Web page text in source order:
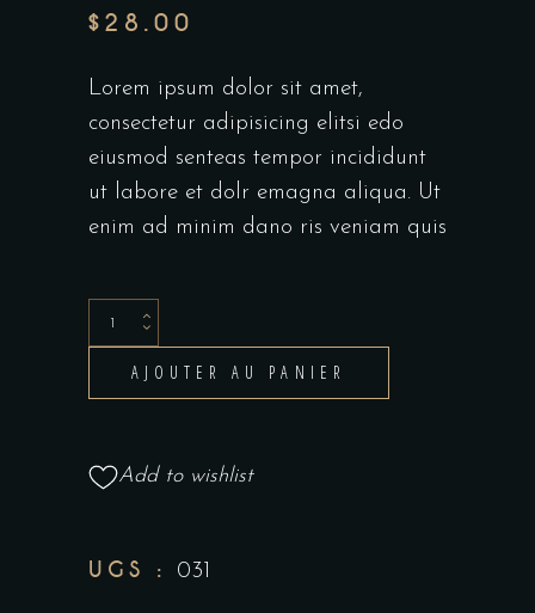
$ 28.00
Lorem ipsum dolor sit amet,
consectetur adipisicing elitsi edo
eiusmod senteas tempor incididunt
ut labore et dolr emagna aliqua. Ut
enim ad minim dano ris veniam quis
AJOUTER AU PANIER
Add to wishlist
UGS : 031